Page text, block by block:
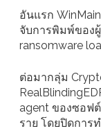
อันแรก
จับการพิมพ์ของ
ransomware
ต่อมากลุ่ม
agent ของซอฟ
ราย โดยปิดการ